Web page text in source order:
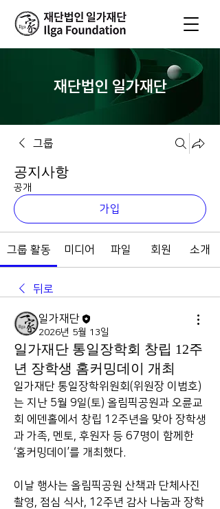
재단법인 일가재단
그룹
공지사항
공개
가입
그룹 활동 미디어 파일 회원 소개
뒤로
일가재단
2026년 5월 13일
일가재단 통일장학회 창립 12주
년 장학생 홈커밍데이 개최
일가재단 통일장학위원회(위원장 이범호)
는 지난 5월 9일(토) 올림픽공원과 오륜교
회 에덴홀에서 창립 12주년을 맞아 장학생
과 가족, 멘토, 후원자 등 67명이 함께한
‘홈커밍데이’를 개최했다.
이날 행사는 올림픽공원 산책과 단체사진
촬영, 점심 식사, 12주년 감사 나눔과 장학